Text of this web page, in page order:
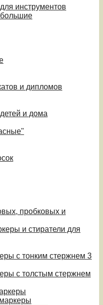
инструментов
и дипломов
и дома
пробковых и
и стиратели для
с тонким стержнем 3
с толстым стержнем